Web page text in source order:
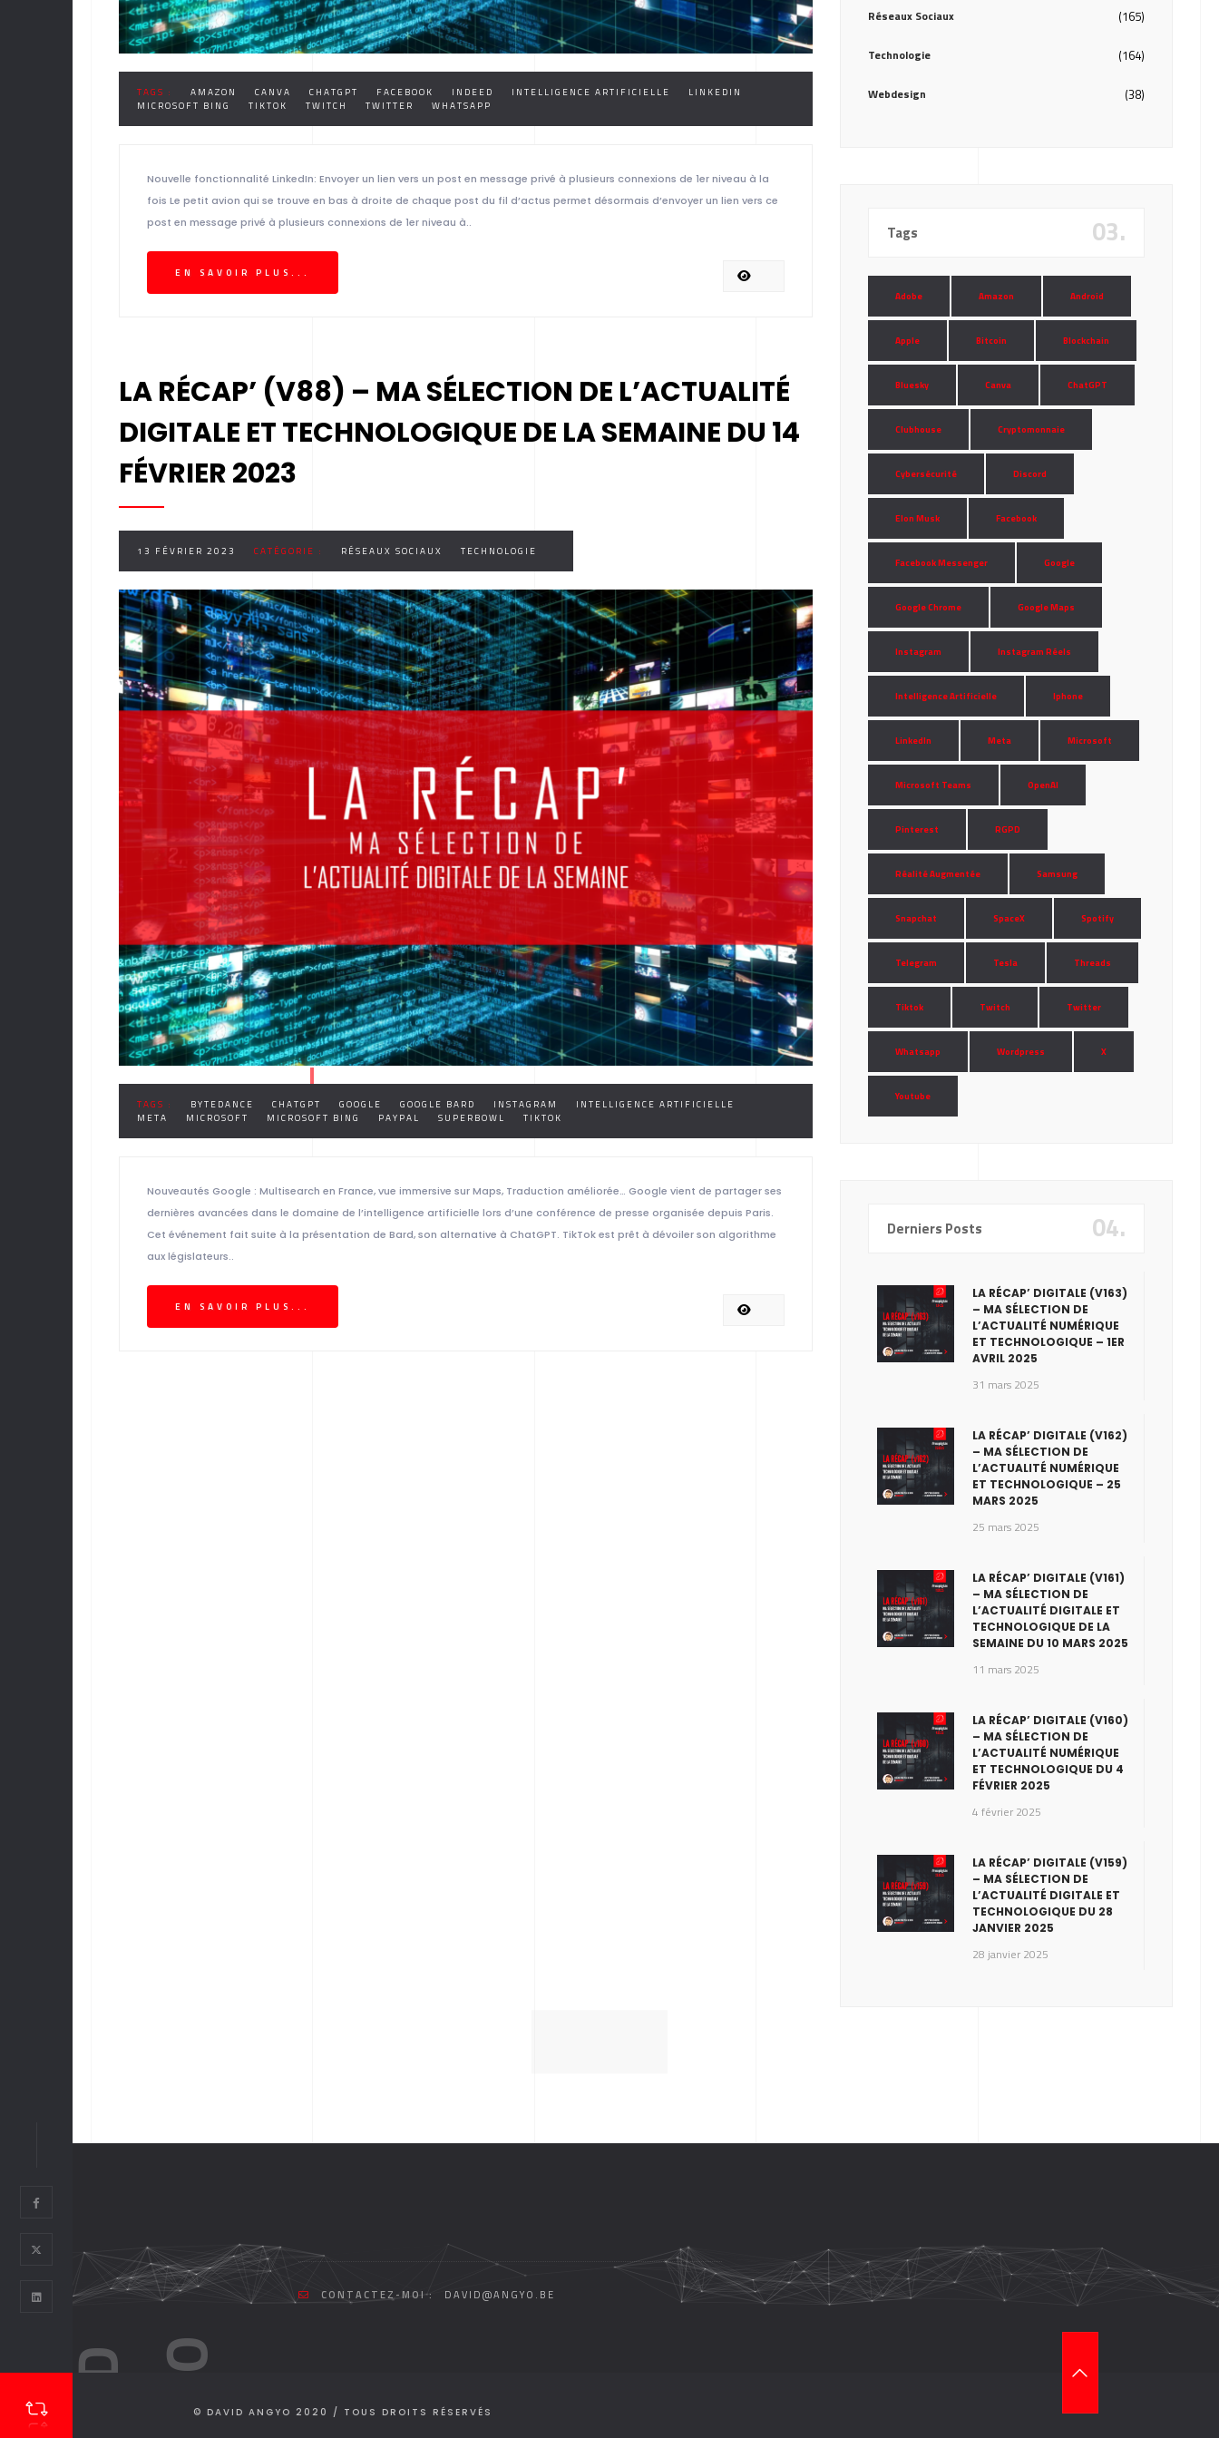
TAGS : AMAZON CANVA CHATGPT FACEBOOK INDEED INTELLIGENCE ARTIFICIELLE
LINKEDIN
MICROSOFT BING
TIKTOK TWITCH TWITTER WHATSAPP
Nouvelle fonctionnalité LinkedIn: Envoyer un lien vers un post en message privé à plusieurs connexions de 1er niveau à la
fois Le petit avion qui se trouve en bas à droite de chaque post du fil d’actus permet désormais d’envoyer un lien vers ce
post en message privé à plusieurs connexions de 1er niveau à..
EN SAVOIR PLUS...
LA RÉCAP’ (V88) – MA SÉLECTION DE L’ACTUALITÉ
DIGITALE ET TECHNOLOGIQUE DE LA SEMAINE DU 14
FÉVRIER 2023
13 FÉVRIER 2023 CATÉGORIE : RÉSEAUX SOCIAUX TECHNOLOGIE
TAGS : BYTEDANCE CHATGPT GOOGLE GOOGLE BARD INSTAGRAM
INTELLIGENCE ARTIFICIELLE
META
MICROSOFT MICROSOFT BING PAYPAL SUPERBOWL TIKTOK
Nouveautés Google : Multisearch en France, vue immersive sur Maps, Traduction améliorée… Google vient de partager ses
dernières avancées dans le domaine de l’intelligence artificielle lors d’une conférence de presse organisée depuis Paris.
Cet événement fait suite à la présentation de Bard, son alternative à ChatGPT. TikTok est prêt à dévoiler son algorithme
aux législateurs..
EN SAVOIR PLUS...
Réseaux Sociaux (165)
Technologie (164)
Webdesign (38)
Tags 03.
Adobe Amazon Android
Apple Bitcoin Blockchain
Bluesky Canva ChatGPT
Clubhouse Cryptomonnaie
Cybersécurité Discord
Elon Musk Facebook
Facebook Messenger Google
Google Chrome Google Maps
Instagram Instagram Réels
Intelligence Artificielle Iphone
LinkedIn Meta Microsoft
Microsoft Teams OpenAI
Pinterest RGPD
Réalité Augmentée Samsung
Snapchat SpaceX Spotify
Telegram Tesla Threads
Tiktok Twitch Twitter
Whatsapp Wordpress X
Youtube
Derniers Posts 04.
LA RÉCAP’ DIGITALE (V163)
– MA SÉLECTION DE
L’ACTUALITÉ NUMÉRIQUE
ET TECHNOLOGIQUE – 1ER
AVRIL 2025
31 mars 2025
LA RÉCAP’ DIGITALE (V162)
– MA SÉLECTION DE
L’ACTUALITÉ NUMÉRIQUE
ET TECHNOLOGIQUE – 25
MARS 2025
25 mars 2025
LA RÉCAP’ DIGITALE (V161)
– MA SÉLECTION DE
L’ACTUALITÉ DIGITALE ET
TECHNOLOGIQUE DE LA
SEMAINE DU 10 MARS 2025
11 mars 2025
LA RÉCAP’ DIGITALE (V160)
– MA SÉLECTION DE
L’ACTUALITÉ NUMÉRIQUE
ET TECHNOLOGIQUE DU 4
FÉVRIER 2025
4 février 2025
LA RÉCAP’ DIGITALE (V159)
– MA SÉLECTION DE
L’ACTUALITÉ DIGITALE ET
TECHNOLOGIQUE DU 28
JANVIER 2025
28 janvier 2025
CONTACTEZ-MOI : DAVID@ANGYO.BE
© DAVID ANGYO 2020 / TOUS DROITS RÉSERVÉS